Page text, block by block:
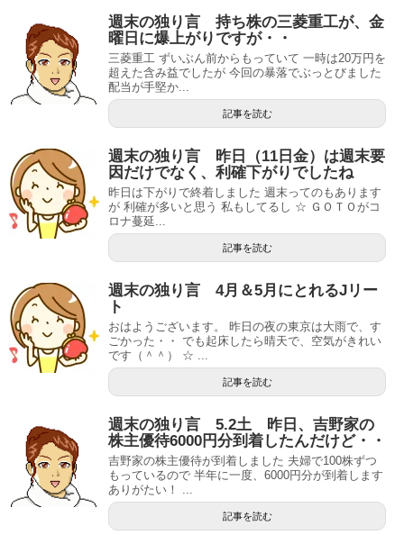
週末の独り言 持ち株の三菱重工が、金
曜日に爆上がりですが・・
三菱重工 ずいぶん前からもっていて 一時は20万円を
超えた含み益でしたが 今回の暴落でぶっとびました
配当が手堅か...
記事を読む
週末の独り言 昨日（11日金）は週末要
因だけでなく、利確下がりでしたね
昨日は下がりで終着しました 週末ってのもあります
が 利確が多いと思う 私もしてるし ☆ ＧＯＴＯがコ
ロナ蔓延...
記事を読む
週末の独り言 4月＆5月にとれるJリー
ト
おはようございます。 昨日の夜の東京は大雨で、す
ごかった・・ でも起床したら晴天で、空気がきれい
です（＾＾） ☆ ...
記事を読む
週末の独り言 5.2土 昨日、吉野家の
株主優待6000円分到着したんだけど・・
吉野家の株主優待が到着しました 夫婦で100株ずつ
もっているので 半年に一度、6000円分が到着します
ありがたい！ ...
記事を読む